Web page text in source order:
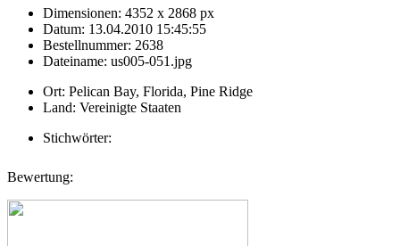
Dimensionen: 4352 x 2868 px
Datum: 13.04.2010 15:45:55
Bestellnummer: 2638
Dateiname: us005-051.jpg
Ort: Pelican Bay, Florida, Pine Ridge
Land: Vereinigte Staaten
Stichwörter:
Bewertung: